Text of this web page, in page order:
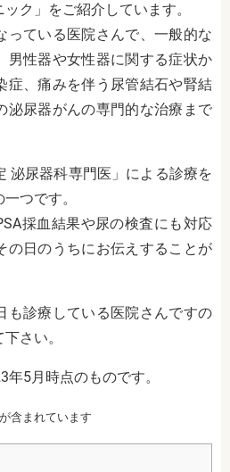
ク」をご紹介しています。
っている医院さんで、一般的な
男性器や女性器に関する症状か
症、痛みを伴う尿管結石や腎結
泌尿器がんの専門的な治療まで
泌尿器科専門医」による診療を
つです。
採血結果や尿の検査にも対応
の日のうちにお伝えすることが
も診療している医院さんですの
さい。
5月時点のものです。
含まれています